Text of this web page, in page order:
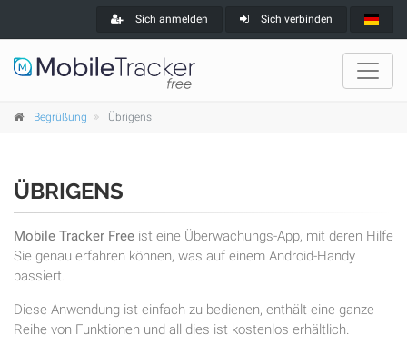
Sich anmelden Sich verbinden
Begrüßung Übrigens
ÜBRIGENS
Mobile Tracker Free ist eine Überwachungs-App, mit deren Hilfe
Sie genau erfahren können, was auf einem Android-Handy
passiert.
Diese Anwendung ist einfach zu bedienen, enthält eine ganze
Reihe von Funktionen und all dies ist kostenlos erhältlich.